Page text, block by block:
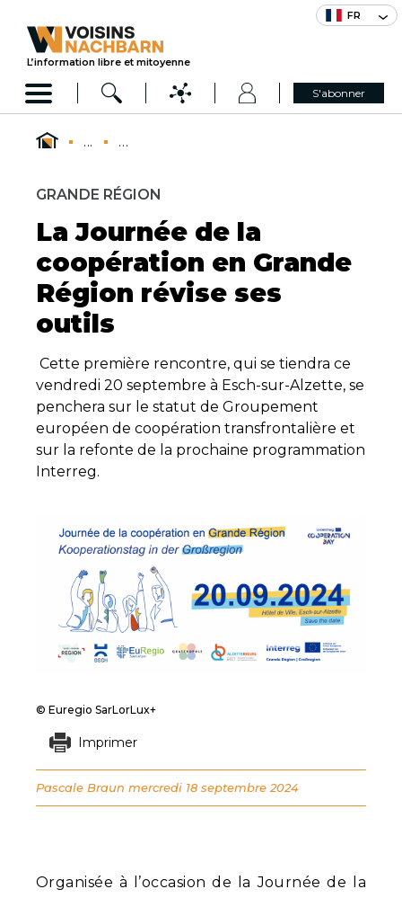
FR
L’information libre et mitoyenne
S'abonner
... ...
GRANDE RÉGION
La Journée de la
coopération en Grande
Région révise ses
outils
Cette première rencontre, qui se tiendra ce
vendredi 20 septembre à Esch-sur-Alzette, se
penchera sur le statut de Groupement
européen de coopération transfrontalière et
sur la refonte de la prochaine programmation
Interreg.
Organisée à l’occasion de la Journée de la
© Euregio SarLorLux+
Imprimer
Pascale Braun mercredi 18 septembre 2024